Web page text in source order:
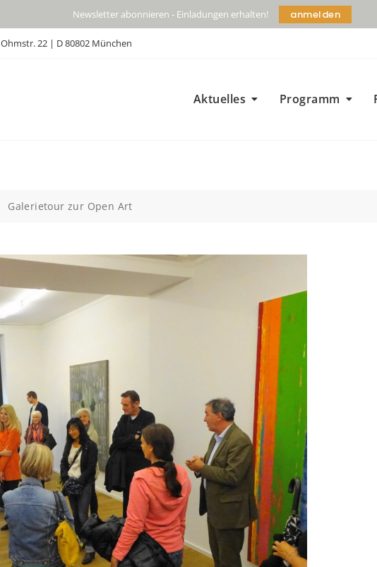
Newsletter abonnieren - Einladungen erhalten! anmelden
Ohmstr. 22 | D 80802 München
Aktuelles Programm
Galerietour zur Open Art